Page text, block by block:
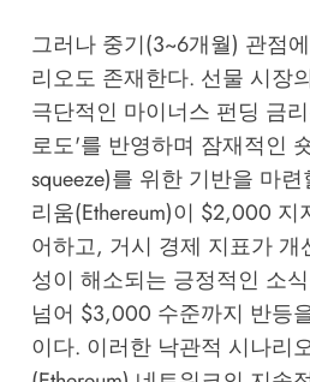
그러나 중기(3~6개월) 관점
리오도 존재한다. 선물 시장
극단적인 마이너스 펀딩 금
로도'를 반영하며 잠재적인
squeeze)를 위한 기반을 마
리움(Ethereum)이 $2,000
어하고, 거시 경제 지표가 개
성이 해소되는 긍정적인 소
넘어 $3,000 수준까지 반등
이다. 이러한 낙관적 시나리